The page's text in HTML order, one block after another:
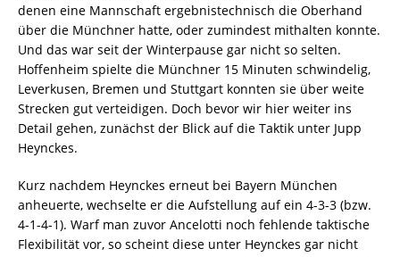
denen eine Mannschaft ergebnistechnisch die Oberhand
über die Münchner hatte, oder zumindest mithalten konnte.
Und das war seit der Winterpause gar nicht so selten.
Hoffenheim spielte die Münchner 15 Minuten schwindelig,
Leverkusen, Bremen und Stuttgart konnten sie über weite
Strecken gut verteidigen. Doch bevor wir hier weiter ins
Detail gehen, zunächst der Blick auf die Taktik unter Jupp
Heynckes.
Kurz nachdem Heynckes erneut bei Bayern München
anheuerte, wechselte er die Aufstellung auf ein 4-3-3 (bzw.
4-1-4-1). Warf man zuvor Ancelotti noch fehlende taktische
Flexibilität vor, so scheint diese unter Heynckes gar nicht